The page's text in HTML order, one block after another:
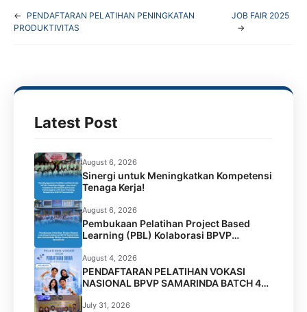
c
o
i
e
a
A
p
r
←
PENDAFTARAN PELATIHAN PENINGKATAN
PRODUKTIVITAS
JOB FAIR 2025
→
Latest Post
August 6, 2026
Sinergi untuk Meningkatkan Kompetensi
Tenaga Kerja!
August 6, 2026
Pembukaan Pelatihan Project Based
Learning (PBL) Kolaborasi BPVP
Samarinda dan Universitas Widya Gama
Mahakam Samarinda
August 4, 2026
PENDAFTARAN PELATIHAN VOKASI
NASIONAL BPVP SAMARINDA BATCH 4
RESMI DIBUKA!
July 31, 2026